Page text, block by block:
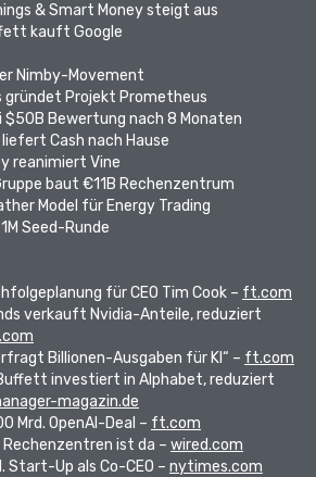
& Smart Money steigt aus
kauft Google
Nimby-Movement
gründet Projekt Prometheus
$50B Bewertung nach 8 Monaten
liefert Cash nach Hause
reanimiert Vine
baut €11B Rechenzentrum
Model für Energy Trading
Seed-Runde
für CEO Tim Cook – ft.com
verkauft Nvidia-Anteile, reduziert
Billionen-Ausgaben für KI“ – ft.com
investiert in Alphabet, reduziert
magazin.de
Mrd. OpenAI-Deal – ft.com
Rechenzentren ist da – wired.com
Start-Up als Co-CEO – nytimes.com